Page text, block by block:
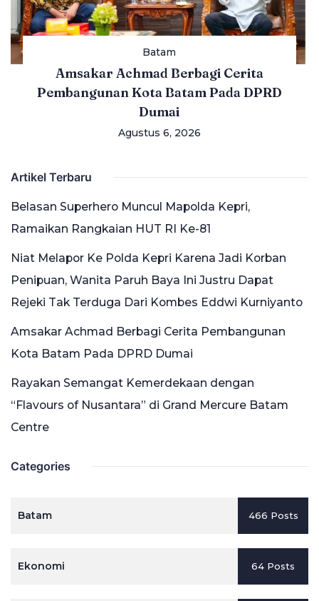
Batam
Amsakar Achmad Berbagi Cerita
Pembangunan Kota Batam Pada DPRD
Dumai
Agustus 6, 2026
Artikel Terbaru
Belasan Superhero Muncul Mapolda Kepri,
Ramaikan Rangkaian HUT RI Ke-81
Niat Melapor Ke Polda Kepri Karena Jadi Korban
Penipuan, Wanita Paruh Baya Ini Justru Dapat
Rejeki Tak Terduga Dari Kombes Eddwi Kurniyanto
Amsakar Achmad Berbagi Cerita Pembangunan
Kota Batam Pada DPRD Dumai
Rayakan Semangat Kemerdekaan dengan
“Flavours of Nusantara” di Grand Mercure Batam
Centre
Categories
Batam 466 Posts
Ekonomi 64 Posts